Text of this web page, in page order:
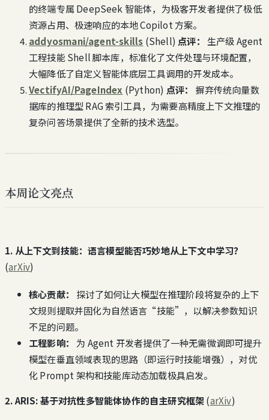
的终端专属 DeepSeek 智能体，为极客开发者提供了极低
资源占用、极速响应的本地 Copilot 方案。
addyosmani/agent-skills (Shell) 点评：
生产级 Agent
工程技能 Shell 脚本库，标准化了文件处理与环境配置，
大幅降低了自定义智能体底层工具调用的开发成本。
VectifyAI/PageIndex (Python) 点评：
摒弃传统向量数
据库的推理型 RAG 索引工具，为需要高精度上下文推理的
复杂问答场景提供了全新的技术选型。
本周论文亮点
1. 从上下文到技能：语言模型能否巧妙地从上下文中学习？
(arXiv)
核心贡献：
探讨了如何让大模型在推理阶段将复杂的上下
文规则提取并固化为自然语言“技能”，以解决参数知识
不足的问题。
工程影响：
为 Agent 开发者提供了一种无需微调即可提升
模型在垂直领域表现的思路（即运行时技能增强），对优
化 Prompt 架构和技能库动态加载极具启发。
2. ARIS: 基于对抗性多智能体协作的自主研究框架(arXiv)